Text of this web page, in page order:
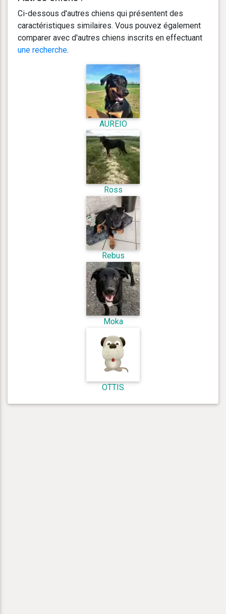
Ci-dessous d'autres chiens qui présentent des
caractéristiques similaires. Vous pouvez également
comparer avec d'autres chiens inscrits en effectuant
une recherche.
AUREIO
Ross
Rebus
Moka
OTTIS